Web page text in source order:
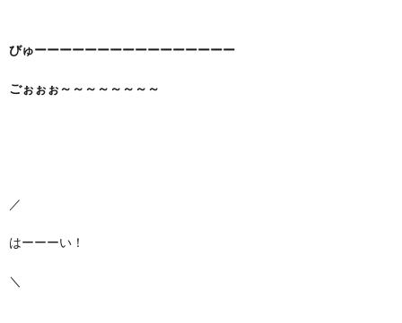
びゅーーーーーーーーーーーーーーーー
ごぉぉぉ～～～～～～～～
／
はーーーい！
＼